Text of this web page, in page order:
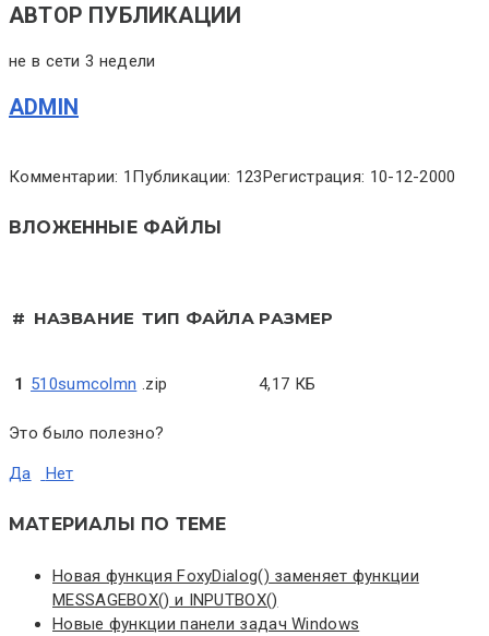
АВТОР ПУБЛИКАЦИИ
не в сети 3 недели
ADMIN
Комментарии: 1 Публикации: 123Регистрация: 10-12-2000
ВЛОЖЕННЫЕ ФАЙЛЫ
# НАЗВАНИЕ ТИП ФАЙЛА РАЗМЕР
1 510sumcolmn .zip 4,17 КБ
Это было полезно?
Да Нет
МАТЕРИАЛЫ ПО ТЕМЕ
Новая функция FoxyDialog() заменяет функции
MESSAGEBOX() и INPUTBOX()
Новые функции панели задач Windows